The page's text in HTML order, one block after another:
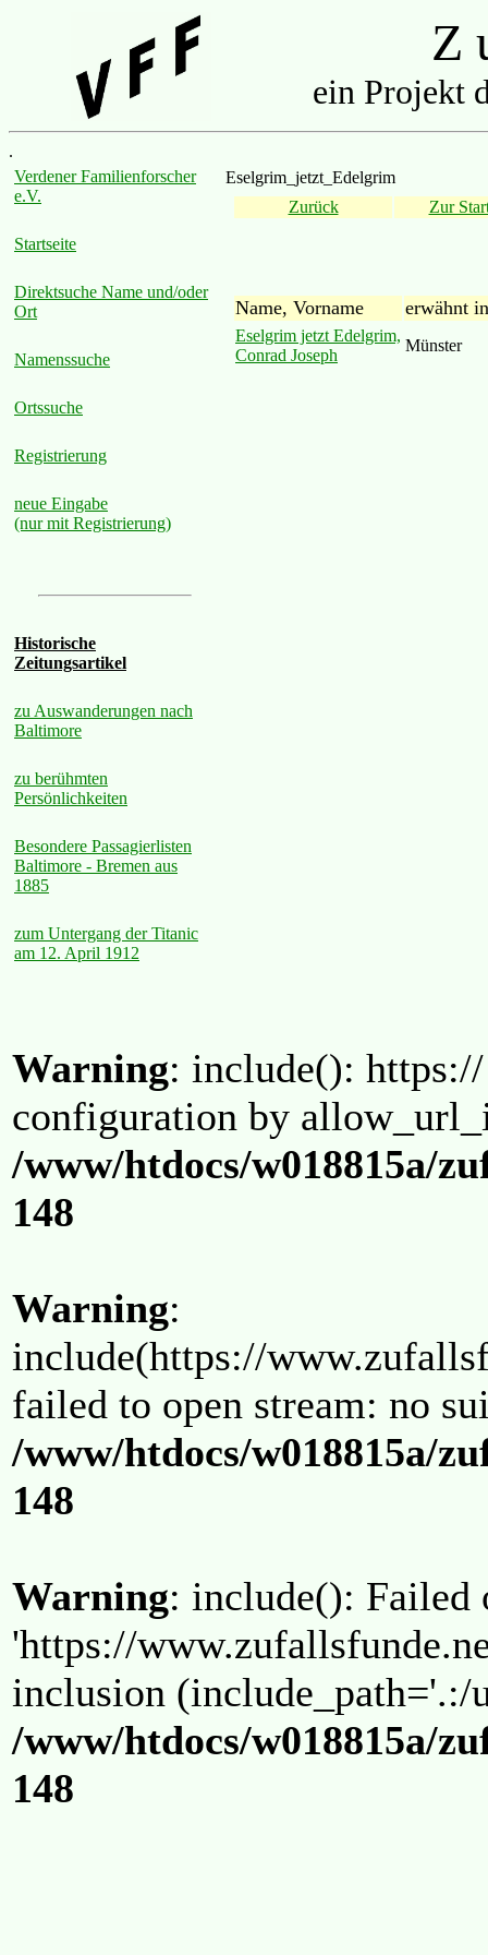
Z
ein Projekt
.
Verdener Familienforscher
e.V.
Startseite
Direktsuche Name und/oder
Ort
Namenssuche
Ortssuche
Registrierung
neue Eingabe
(nur mit Registrierung)
Historische
Zeitungsartikel
zu Auswanderungen nach
Baltimore
zu berühmten
Persönlichkeiten
Besondere Passagierlisten
Baltimore - Bremen aus
1885
zum Untergang der Titanic
am 12. April 1912
Eselgrim_jetzt_Edelgrim
Zurück
Zur
Name, Vorname erwähnt in
Eselgrim jetzt Edelgrim,
Conrad Joseph
Münster
Warning: include():
configuration by
/www/htdocs/w018815a/
148
Warning:
include(https://
failed to open stream: no
/www/htdocs/w018815a/
148
Warning: include(): Failed
'https://
inclusion (include_path='.:/
/www/htdocs/w018815a/
148